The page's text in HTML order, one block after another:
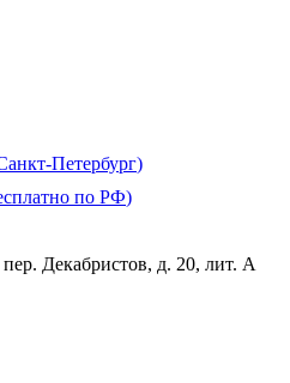
Петербург)
по РФ)
пер. Декабристов, д. 20, лит. А